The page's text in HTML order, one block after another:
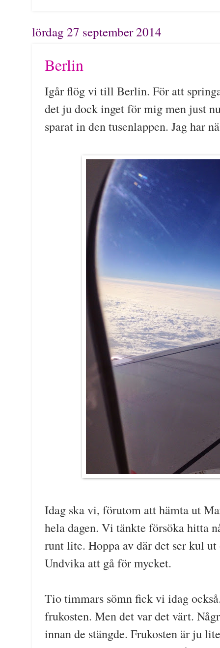
lördag 27 september 2014
Berlin
Igår flög vi till Berlin. För att
det ju dock inget för mig men just
sparat in den tusenlappen. Jag har
Idag ska vi, förutom att hämta ut
hela dagen. Vi tänkte försöka hitta
runt lite. Hoppa av där det ser kul
Undvika att gå för mycket.
Tio timmars sömn fick vi idag
frukosten. Men det var det värt.
innan de stängde. Frukosten är ju